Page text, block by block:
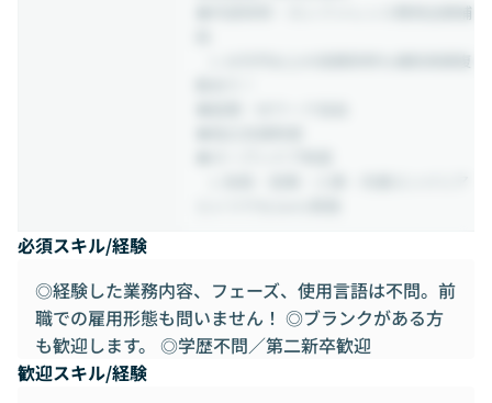
◆外部研修・カンファレンス費用全額補
必須スキル/経験
◎経験した業務内容、フェーズ、使用言語は不問。前
職での雇用形態も問いません！ ◎ブランクがある方
も歓迎します。 ◎学歴不問／第二新卒歓迎
歓迎スキル/経験